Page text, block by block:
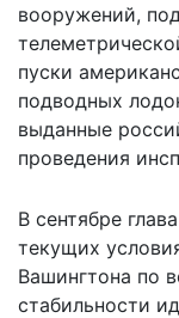
вооружений,
пуски
подводных
выданные
проведения
В сентябре
текущих
Вашингтона по
стабильности